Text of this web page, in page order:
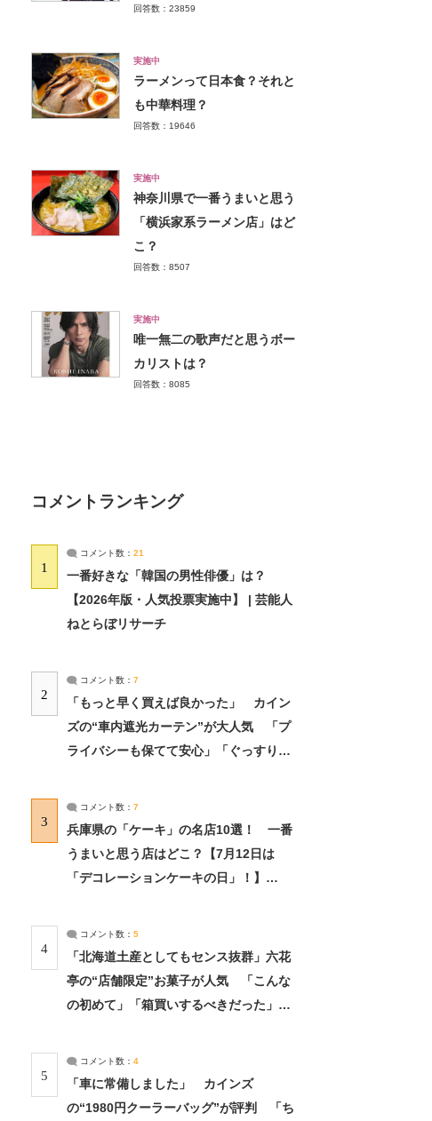
回答数：23859
実施中
ラーメンって日本食？それと
も中華料理？
回答数：19646
実施中
神奈川県で一番うまいと思う
「横浜家系ラーメン店」はど
こ？
回答数：8507
実施中
唯一無二の歌声だと思うボー
カリストは？
回答数：8085
コメントランキング
1
コメント数： 21
一番好きな「韓国の男性俳優」は？
【2026年版・人気投票実施中】 | 芸能人
ねとらぼリサーチ
2
コメント数： 7
「もっと早く買えば良かった」 カイン
ズの“車内遮光カーテン”が大人気 「プ
ライバシーも保てて安心」「ぐっすり眠
3
コメント数： 7
兵庫県の「ケーキ」の名店10選！ 一番
うまいと思う店はどこ？【7月12日は
「デコレーションケーキの日」！】
4
コメント数： 5
「北海道土産としてもセンス抜群」六花
亭の“店舗限定”お菓子が人気 「こんな
の初めて」「箱買いするべきだった」
5
コメント数： 4
「車に常備しました」 カインズ
の“1980円クーラーバッグ”が評判 「ち